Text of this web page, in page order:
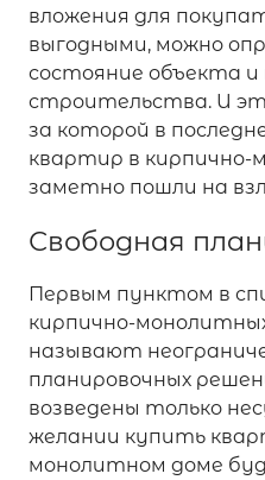
вложения для
выгодными, можно
состояние объекта и
строительства. И
за которой в
квартир в кирпично-
заметно пошли на
Свободная
Первым пунктом в
кирпично-
называют
планировочных
возведены только
желании купить
монолитном доме